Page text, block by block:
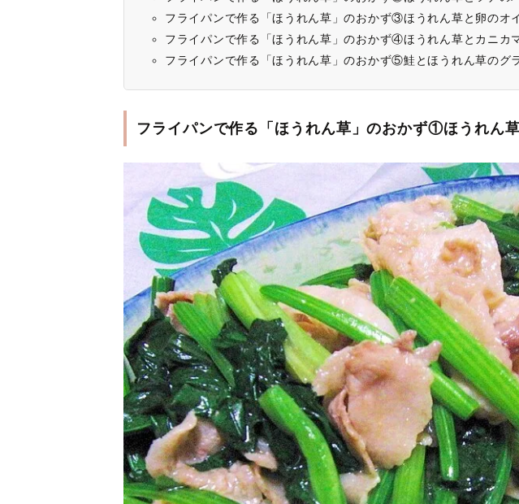
フライパンで作る「ほうれん草」のおかず③ほうれん草と卵のオ
フライパンで作る「ほうれん草」のおかず④ほうれん草とカニカ
フライパンで作る「ほうれん草」のおかず⑤鮭とほうれん草のグ
フライパンで作る「ほうれん草」のおかず①ほうれん